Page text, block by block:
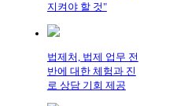
지켜야 할 것"
법제처, 법제 업무 전
반에 대한 체험과 진
로 상담 기회 제공